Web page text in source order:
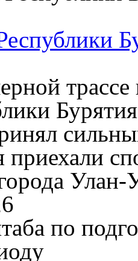
трассе
приехали